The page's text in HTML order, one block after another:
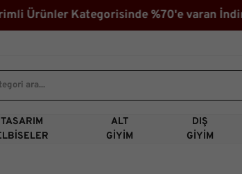
Kategorisinde %70'e varan
TASARIM
ALT
GIYIM
DIŞ
GIYIM